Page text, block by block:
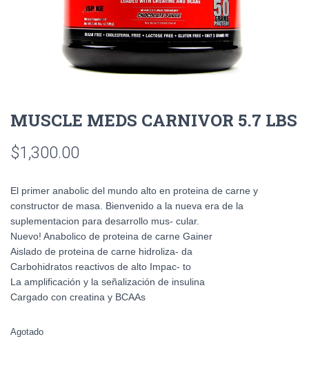
MUSCLE MEDS CARNIVOR 5.7 LBS
$1,300.00
El primer anabolic del mundo alto en proteina de carne y
constructor de masa. Bienvenido a la nueva era de la
suplementacion para desarrollo mus- cular.
Nuevo! Anabolico de proteina de carne Gainer
Aislado de proteina de carne hidroliza- da
Carbohidratos reactivos de alto Impac- to
La amplificación y la señalización de insulina
Cargado con creatina y BCAAs
Agotado